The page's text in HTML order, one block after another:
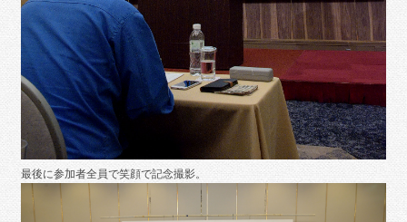
最後に参加者全員で笑顔で記念撮影。